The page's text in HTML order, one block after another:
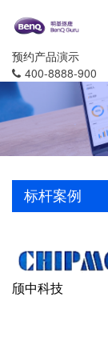
预约产品演示
400-8888-900
标杆案例
颀中科技